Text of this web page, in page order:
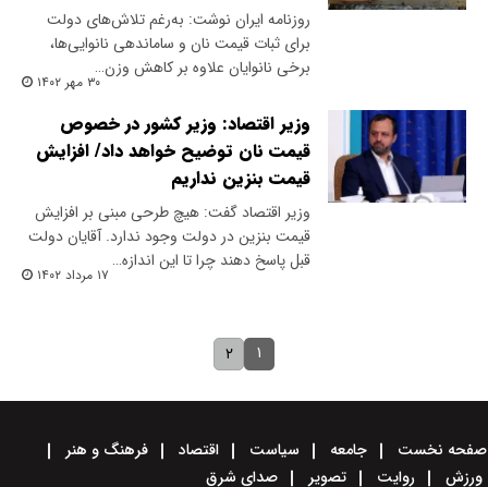
روزنامه ایران نوشت: به‌رغم تلاش‌های دولت
برای ثبات قیمت نان و ساماندهی نانوایی‌ها،
برخی نانوایان علاوه بر کاهش وزن…
۳۰ مهر ۱۴۰۲
وزیر اقتصاد: وزیر کشور در خصوص
قیمت نان توضیح خواهد داد/ افزایش
قیمت بنزین نداریم
وزیر اقتصاد گفت: هیچ طرحی مبنی بر افزایش
قیمت بنزین در دولت وجود ندارد. آقایان دولت
قبل پاسخ دهند چرا تا این اندازه…
۱۷ مرداد ۱۴۰۲
۱ ۲
صفحه نخست جامعه سیاست اقتصاد
فرهنگ و هنر
ورزش
روایت تصویر صدای شرق